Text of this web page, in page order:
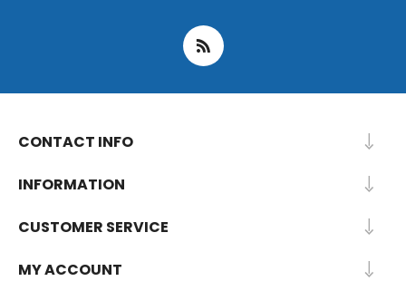
CONTACT INFO
INFORMATION
CUSTOMER SERVICE
MY ACCOUNT